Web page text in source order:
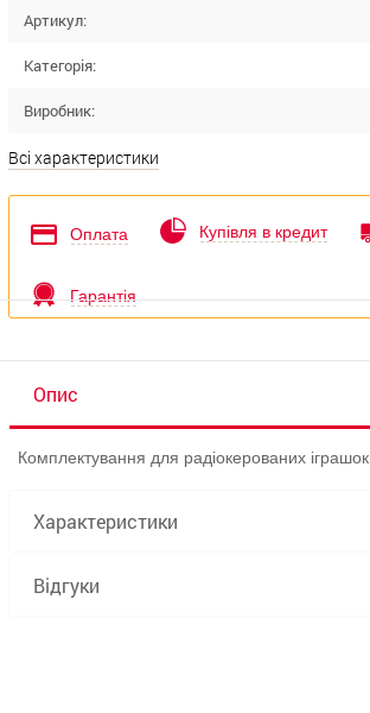
Артикул:
Категорія:
Виробник:
Всі характеристики
Оплата Купівля в кредит
Гарантія
Опис
Комплектування для радіокерованих іграшок
Характеристики
Відгуки